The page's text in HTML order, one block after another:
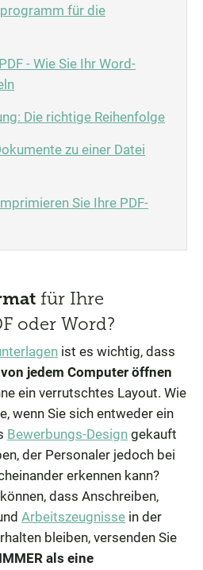
für die
- Wie Sie Ihr Word-
Die richtige Reihenfolge
zu einer Datei
Sie Ihre PDF-
für Ihre
oder Word?
ist es wichtig, dass
jedem Computer öffnen
ein verrutschtes Layout. Wie
wenn Sie sich entweder ein
Bewerbungs-Design gekauft
der Personaler jedoch bei
erkennen kann?
dass Anschreiben,
Arbeitszeugnisse in der
bleiben, versenden Sie
IMMER als eine